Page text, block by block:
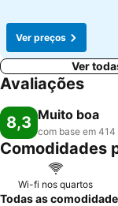
Ver preços
Ver
Avaliações
8,3 Muito boa
com base em
Comodidades
Wi-fi nos quartos
Todas as